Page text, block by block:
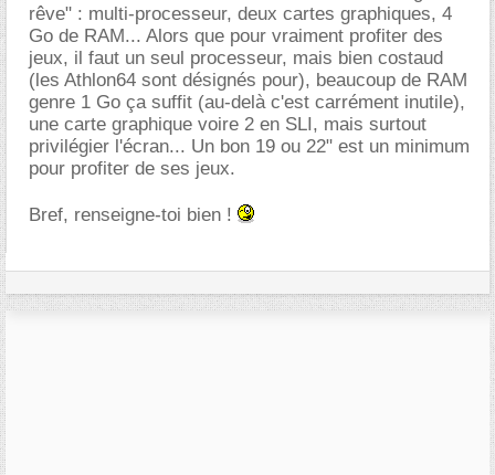
rêve" : multi-processeur, deux cartes graphiques, 4
Go de RAM... Alors que pour vraiment profiter des
jeux, il faut un seul processeur, mais bien costaud
(les Athlon64 sont désignés pour), beaucoup de RAM
genre 1 Go ça suffit (au-delà c'est carrément inutile),
une carte graphique voire 2 en SLI, mais surtout
privilégier l'écran... Un bon 19 ou 22" est un minimum
pour profiter de ses jeux.
Bref, renseigne-toi bien !